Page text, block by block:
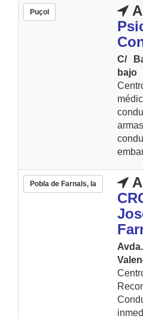
Puçol
C/
bajo
Pobla de Farnals, la